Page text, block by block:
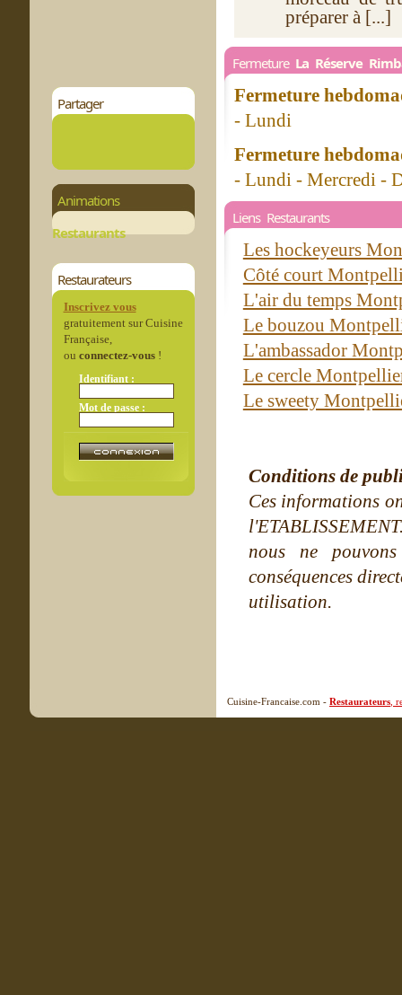
Partager
Animations
Restaurants
Restaurateurs
Inscrivez vous
gratuitement sur Cuisine
Française,
ou connectez-vous!
Identifiant :
Mot de passe :
préparer à [...]
Fermeture La Réserve
Fermeture
- Lundi
Fermeture
- Lundi - Mercredi -
Liens Restaurants
Les hockeyeurs
Côté court
L'air du temps
Le bouzou
L'ambassador
Le cercle
Le sweety
Conditions de
Ces informations
nous ne
conséquences
utilisation.
Cuisine-Francaise.com - Restaurateurs ,